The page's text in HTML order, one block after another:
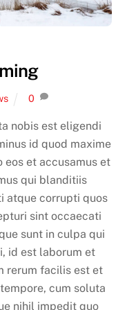
0
nobis est eligendi
id quod maxime
eos et accusamus et
qui blanditiis
atque corrupti quos
sint occaecati
sunt in culpa qui
id est laborum et
rerum facilis est et
cum soluta
nihil impedit quo